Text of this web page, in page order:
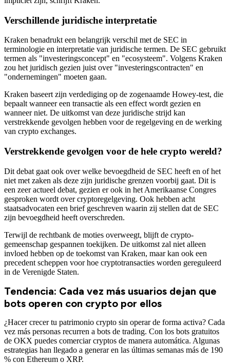
Verschillende juridische interpretatie
Kraken benadrukt een belangrijk verschil met de SEC in
terminologie en interpretatie van juridische termen. De SEC gebruikt
termen als "investeringsconcept" en "ecosysteem". Volgens Kraken
zou het juridisch gezien juist over "investeringscontracten" en
"ondernemingen" moeten gaan.
Kraken baseert zijn verdediging op de zogenaamde Howey-test, die
bepaalt wanneer een transactie als een effect wordt gezien en
wanneer niet. De uitkomst van deze juridische strijd kan
verstrekkende gevolgen hebben voor de regelgeving en de werking
van crypto exchanges.
Verstrekkende gevolgen voor de hele crypto wereld?
Dit debat gaat ook over welke bevoegdheid de SEC heeft en of het
niet met zaken als deze zijn juridische grenzen voorbij gaat. Dit is
een zeer actueel debat, gezien er ook in het Amerikaanse Congres
gesproken wordt over cryptoregelgeving. Ook hebben acht
staatsadvocaten een brief geschreven waarin zij stellen dat de SEC
zijn bevoegdheid heeft overschreden.
Terwijl de rechtbank de moties overweegt, blijft de crypto-
gemeenschap gespannen toekijken. De uitkomst zal niet alleen
invloed hebben op de toekomst van Kraken, maar kan ook een
precedent scheppen voor hoe cryptotransacties worden gereguleerd
in de Verenigde Staten.
Tendencia: Cada vez más usuarios dejan que
bots operen con crypto por ellos
¿Hacer crecer tu patrimonio crypto sin operar de forma activa? Cada
vez más personas recurren a bots de trading. Con los bots gratuitos
de OKX puedes comerciar cryptos de manera automática. Algunas
estrategias han llegado a generar en las últimas semanas más de 190
% con Ethereum o XRP.